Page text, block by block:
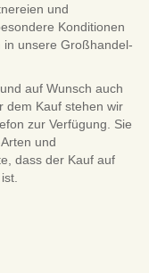
und
Konditionen
in unsere Großhandel-
auf Wunsch auch
dem Kauf stehen wir
zur Verfügung. Sie
und
dass der Kauf auf